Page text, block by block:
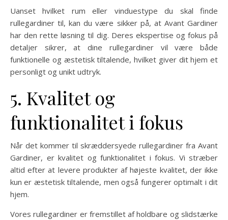
Uanset hvilket rum eller vinduestype du skal finde
rullegardiner til, kan du være sikker på, at Avant Gardiner
har den rette løsning til dig. Deres ekspertise og fokus på
detaljer sikrer, at dine rullegardiner vil være både
funktionelle og æstetisk tiltalende, hvilket giver dit hjem et
personligt og unikt udtryk.
5. Kvalitet og
funktionalitet i fokus
Når det kommer til skræddersyede rullegardiner fra Avant
Gardiner, er kvalitet og funktionalitet i fokus. Vi stræber
altid efter at levere produkter af højeste kvalitet, der ikke
kun er æstetisk tiltalende, men også fungerer optimalt i dit
hjem.
Vores rullegardiner er fremstillet af holdbare og slidstærke